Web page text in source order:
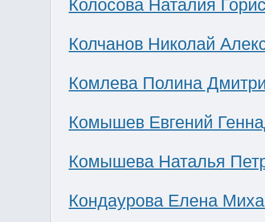
Колосова Наталия
Колчанов Николай
Комлева Полина
Комышев Евгений
Комышева Наталья
Кондаурова Елена